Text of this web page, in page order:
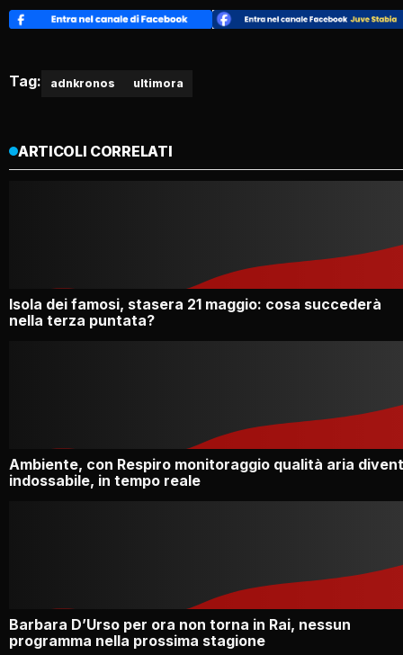
Tag: adnkronos ultimora
ARTICOLI CORRELATI
Isola dei famosi, stasera 21 maggio: cosa succederà
nella terza puntata?
Ambiente, con Respiro monitoraggio qualità aria
indossabile, in tempo reale
Barbara D’Urso per ora non torna in Rai, nessun
programma nella prossima stagione